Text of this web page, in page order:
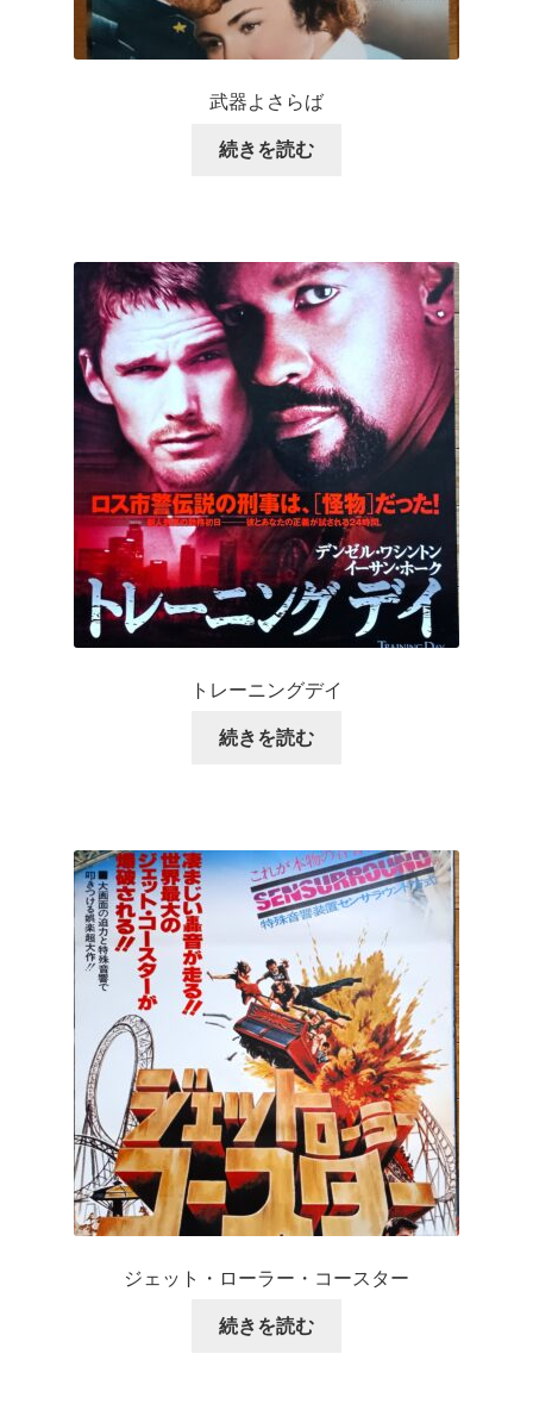
武器よさらば
続きを読む
トレーニングデイ
続きを読む
ジェット・ローラー・コースター
続きを読む